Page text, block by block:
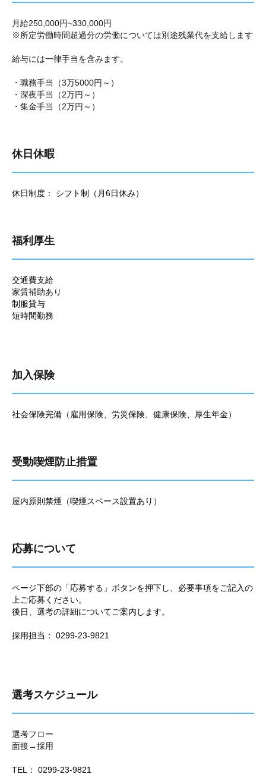
月給250,000円~330,000円
※所定労働時間超過分の労働については別途残業代を支給します
給与には一律手当を含みます。
・職務手当（3万5000円～）
・深夜手当（2万円～）
・集金手当（2万円～）
休日休暇
休日制度： シフト制（月6日休み）
福利厚生
交通費支給
家賃補助あり
制服貸与
短時間勤務
加入保険
社会保険完備（雇用保険、労災保険、健康保険、厚生年金）
受動喫煙防止措置
屋内原則禁煙（喫煙スペース設置あり）
応募について
ページ下部の「応募する」ボタンを押下し、必要事項をご記入の
上ご応募ください。
後日、選考の詳細についてご案内します。
採用担当： 0299-23-9821
選考スケジュール
選考フロー
面接→採用
TEL： 0299-23-9821